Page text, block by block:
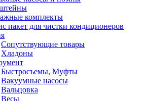
комплекты
пакет для чистки кондиционеров
Сопутствующие товары
Хладоны
Быстросъемы, Муфты
Вакуумные насосы
Вальцовка
Весы